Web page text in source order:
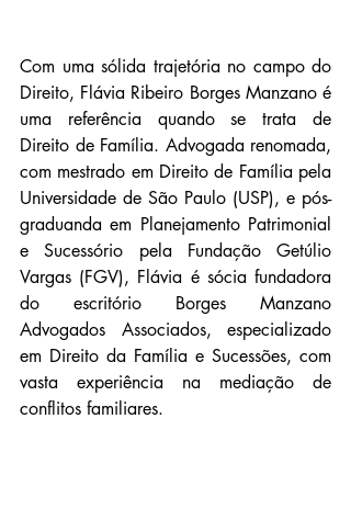
Com uma sólida trajetória no campo do
Direito, Flávia Ribeiro Borges Manzano é
uma referência quando se trata de
Direito de Família. Advogada renomada,
com mestrado em Direito de Família pela
Universidade de São Paulo (USP), e pós-
graduanda em Planejamento Patrimonial
e Sucessório pela Fundação Getúlio
Vargas (FGV), Flávia é sócia fundadora
do escritório Borges Manzano
Advogados Associados, especializado
em Direito da Família e Sucessões, com
vasta experiência na mediação de
conflitos familiares.